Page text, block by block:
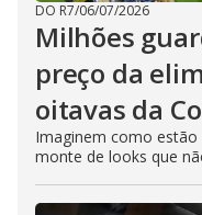
DO R7/06/07/2026
Milhões
preço da
oitavas da
Imaginem como estão
monte de looks que